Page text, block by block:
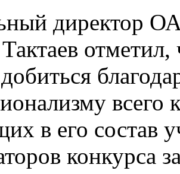
директор
отметил,
всего
в его состав
конкурса